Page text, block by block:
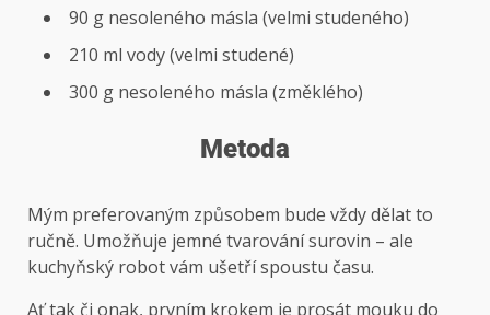
90 g nesoleného másla (velmi studeného)
210 ml vody (velmi studené)
300 g nesoleného másla (změklého)
Metoda
Mým preferovaným způsobem bude vždy dělat to
ručně. Umožňuje jemné tvarování surovin – ale
kuchyňský robot vám ušetří spoustu času.
Ať tak či onak, prvním krokem je prosát mouku do